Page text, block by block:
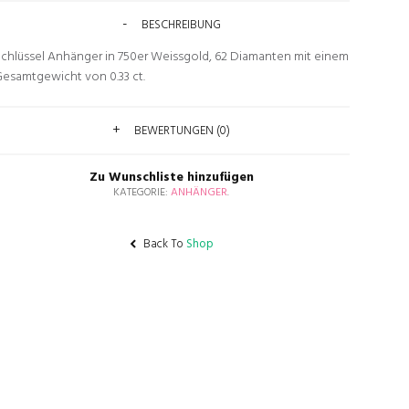
BESCHREIBUNG
Anhänger in 750er Weissgold, 62 Diamanten mit einem
von 0.33 ct.
BEWERTUNGEN (0)
Zu Wunschliste hinzufügen
KATEGORIE:ANHÄNGER.
Back To Shop